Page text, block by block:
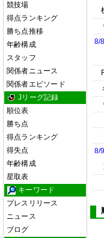
競技場
得点ランキング
勝ち点推移
年齢構成
スタッフ
関係者ニュース
関係者エピソード
Jリーグ記録
順位表
勝ち点
得点ランキング
得失点
年齢構成
星取表
キーワード
プレスリリース
ニュース
ブログ
8/
8/